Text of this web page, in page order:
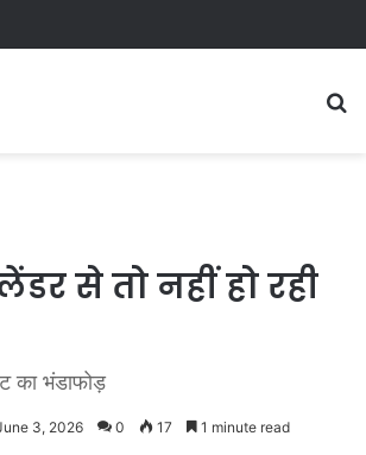
से तो नहीं हो रही
का भंडाफोड़
3, 2026 0 17 1 minute read